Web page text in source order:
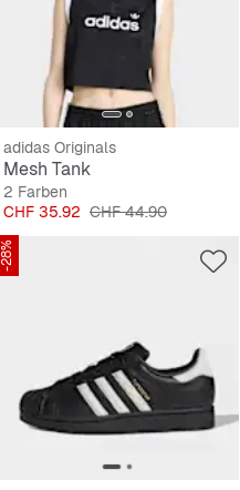
adidas Originals
Mesh Tank
2 Farben
Preis
CHF 35.92 Originalpreis
CHF 44.90
-28%